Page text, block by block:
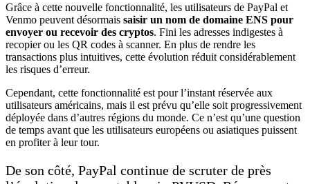
Grâce à cette nouvelle fonctionnalité, les utilisateurs de PayPal et
Venmo peuvent désormais saisir un nom de domaine ENS pour
envoyer ou recevoir des cryptos. Fini les adresses indigestes à
recopier ou les QR codes à scanner. En plus de rendre les
transactions plus intuitives, cette évolution réduit considérablement
les risques d’erreur.
Cependant, cette fonctionnalité est pour l’instant réservée aux
utilisateurs américains, mais il est prévu qu’elle soit progressivement
déployée dans d’autres régions du monde. Ce n’est qu’une question
de temps avant que les utilisateurs européens ou asiatiques puissent
en profiter à leur tour.
De son côté, PayPal continue de scruter de près